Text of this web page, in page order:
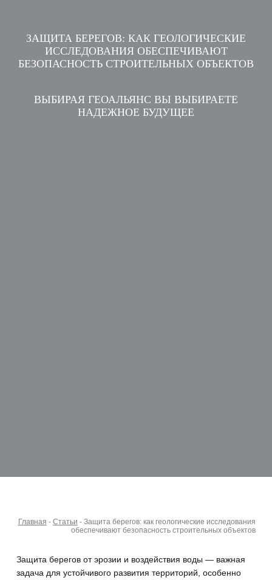
ЗАЩИТА БЕРЕГОВ: КАК ГЕОЛОГИЧЕСКИЕ
ИССЛЕДОВАНИЯ ОБЕСПЕЧИВАЮТ
БЕЗОПАСНОСТЬ СТРОИТЕЛЬНЫХ ОБЪЕКТОВ
ВЫБИРАЯ ГЕОАЛЬЯНС ВЫ ВЫБИРАЕТЕ
НАДЕЖНОЕ БУДУЩЕЕ
Главная - Статьи - Защита берегов: как геологические исследования
обеспечивают безопасность строительных объектов
Защита берегов от эрозии и воздействия воды — важная
задача для устойчивого развития территорий, особенно